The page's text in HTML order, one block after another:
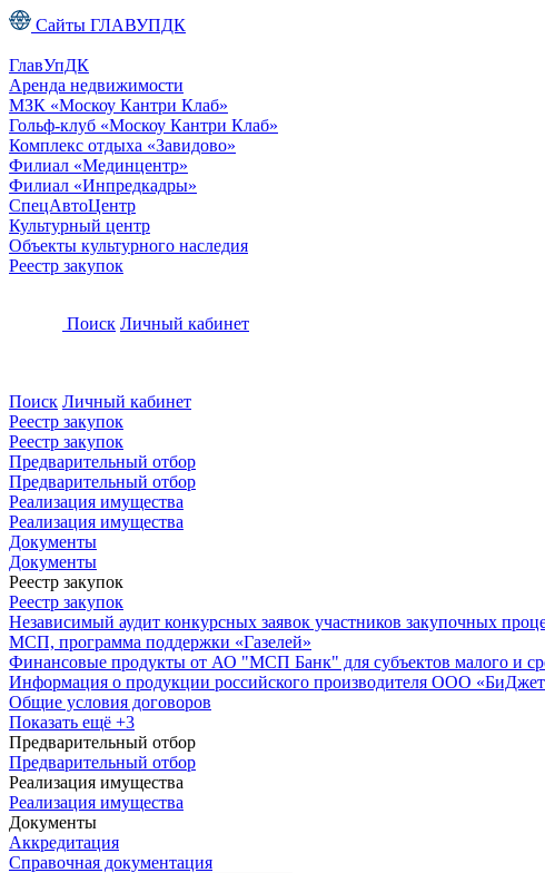
Сайты ГЛАВУПДК
ГлавУпДК
Аренда недвижимости
МЗК «Москоу Кантри Клаб»
Гольф-клуб «Москоу Кантри Клаб»
Комплекс отдыха «Завидово»
Филиал «Мединцентр»
Филиал «Инпредкадры»
СпецАвтоЦентр
Культурный центр
Объекты культурного наследия
Реестр закупок
Поиск Личный кабинет
Поиск Личный кабинет
Реестр закупок
Реестр закупок
Предварительный отбор
Предварительный отбор
Реализация имущества
Реализация имущества
Документы
Документы
Реестр закупок
Реестр закупок
Независимый аудит конкурсных заявок участников закупочных
МСП, программа поддержки «Газелей»
Финансовые продукты от АО "МСП Банк" для субъектов малого и
Информация о продукции российского производителя ООО
Общие условия договоров
Показать ещё +3
Предварительный отбор
Предварительный отбор
Реализация имущества
Реализация имущества
Документы
Аккредитация
Справочная документация